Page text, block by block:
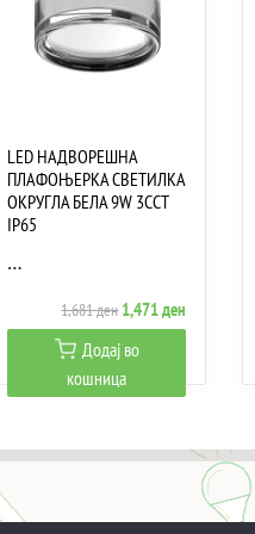
LED НАДВОРЕШНА
ПЛАФОЊЕРКА СВЕТИЛКА
ОКРУГЛА БЕЛА 9W 3CCT
IP65
…
1,681денOriginal
price
was:
1,681 ден.
1,471ден
price
1,471 ден.
Додај во
кошница